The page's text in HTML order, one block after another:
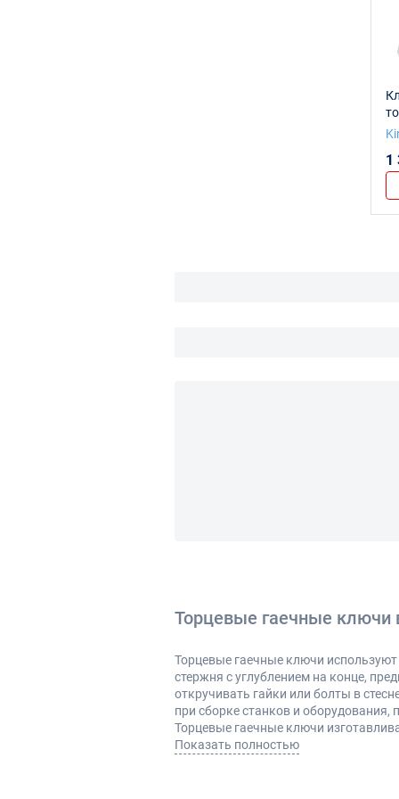
1
Торцевые гаечные ключи
Торцевые гаечные ключи
стержня с углублением на конце,
откручивать гайки или болты в
при сборке станков и оборудования,
Торцевые гаечные ключи
коррозийной стойкостью.
Показать полностью